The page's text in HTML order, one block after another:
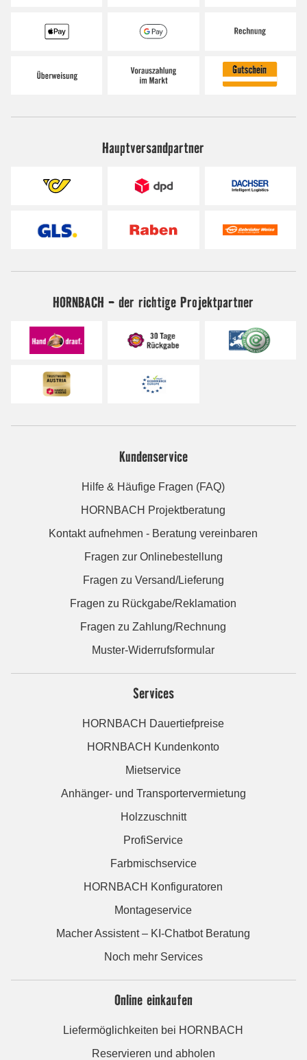
Hauptversandpartner
HORNBACH - der richtige Projektpartner
Kundenservice
Hilfe & Häufige Fragen (FAQ)
HORNBACH Projektberatung
Kontakt aufnehmen - Beratung vereinbaren
Fragen zur Onlinebestellung
Fragen zu Versand/Lieferung
Fragen zu Rückgabe/Reklamation
Fragen zu Zahlung/Rechnung
Muster-Widerrufsformular
Services
HORNBACH Dauertiefpreise
HORNBACH Kundenkonto
Mietservice
Anhänger- und Transportervermietung
Holzzuschnitt
ProfiService
Farbmischservice
HORNBACH Konfiguratoren
Montageservice
Macher Assistent – KI-Chatbot Beratung
Noch mehr Services
Online einkaufen
Liefermöglichkeiten bei HORNBACH
Reservieren und abholen